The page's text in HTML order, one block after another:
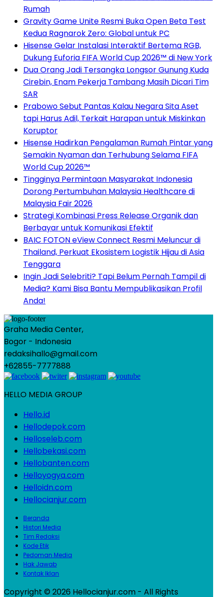
Rumah
Gravity Game Unite Resmi Buka Open Beta Test
Kedua Ragnarok Zero: Global untuk PC
Hisense Gelar Instalasi Interaktif Bertema RGB,
Dukung Euforia FIFA World Cup 2026™ di New York
Dua Orang Jadi Tersangka Longsor Gunung Kuda
Cirebin, Enam Pekerja Tambang Masih Dicari Tim
SAR
Prabowo Sebut Pantas Kalau Negara Sita Aset
tapi Harus Adil, Terkait Harapan untuk Miskinkan
Koruptor
Hisense Hadirkan Pengalaman Rumah Pintar yang
Semakin Nyaman dan Terhubung Selama FIFA
World Cup 2026™
Tingginya Permintaan Masyarakat Indonesia
Dorong Pertumbuhan Malaysia Healthcare di
Malaysia Fair 2026
Strategi Kombinasi Press Release Organik dan
Berbayar untuk Komunikasi Efektif
BAIC FOTON eView Connect Resmi Meluncur di
Thailand, Perkuat Ekosistem Logistik Hijau di Asia
Tenggara
Ingin Jadi Selebriti? Tapi Belum Pernah Tampil di
Media? Kami Bisa Bantu Mempublikasikan Profil
Anda!
Graha Media Center,
Bogor - Indonesia
redaksihallo@gmail.com
+62855-7777888
HELLO MEDIA GROUP
Hello.id
Hellodepok.com
Helloseleb.com
Hellobekasi.com
Hellobanten.com
Helloyogya.com
Helloidn.com
Hellocianjur.com
Beranda
Histori Media
Tim Redaksi
Kode Etik
Pedoman Media
Hak Jawab
Kontak Iklan
Copyright © 2026 Hellocianjur.com - All Rights